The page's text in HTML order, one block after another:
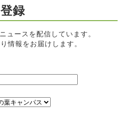
録
ュースを配信しています。
情報をお届けします。